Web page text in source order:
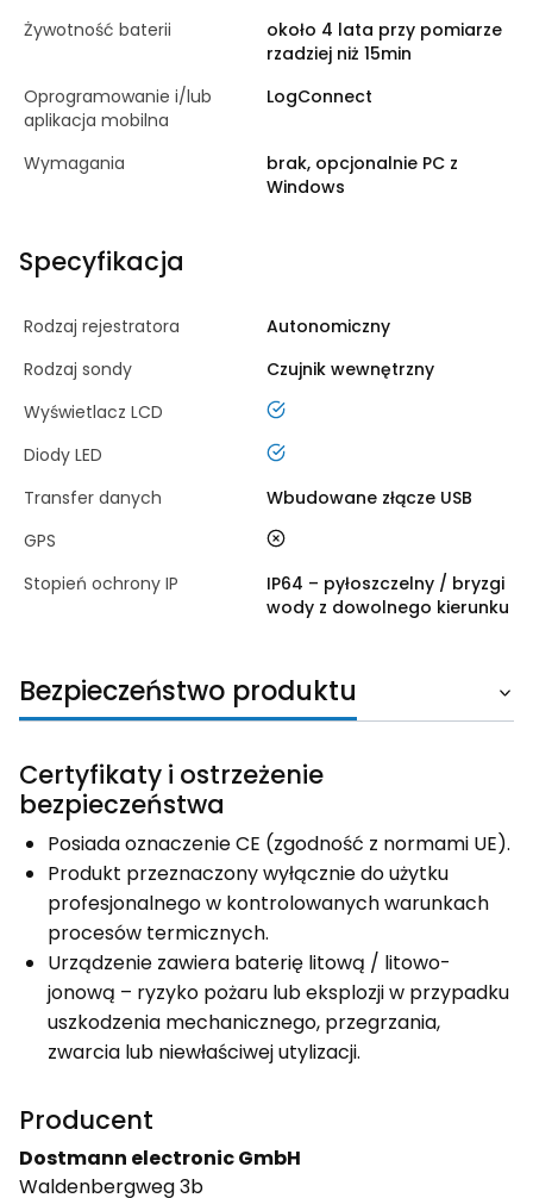
Żywotność baterii
około 4 lata przy pomiarze
rzadziej niż 15min
Oprogramowanie i/lub
aplikacja mobilna
LogConnect
Wymagania
brak, opcjonalnie PC z
Windows
Specyfikacja
Rodzaj rejestratora
Autonomiczny
Rodzaj sondy
Czujnik wewnętrzny
Wyświetlacz LCD
tak
Diody LED
tak
Transfer danych
Wbudowane złącze USB
GPS
nie
Stopień ochrony IP
IP64 – pyłoszczelny / bryzgi
wody z dowolnego kierunku
Bezpieczeństwo produktu
Certyfikaty i ostrzeżenie
bezpieczeństwa
Posiada oznaczenie CE (zgodność z normami UE).
Produkt przeznaczony wyłącznie do użytku
profesjonalnego w kontrolowanych warunkach
procesów termicznych.
Urządzenie zawiera baterię litową / litowo-
jonową – ryzyko pożaru lub eksplozji w przypadku
uszkodzenia mechanicznego, przegrzania,
zwarcia lub niewłaściwej utylizacji.
Producent
Dostmann electronic GmbH
Walden­bergweg 3b